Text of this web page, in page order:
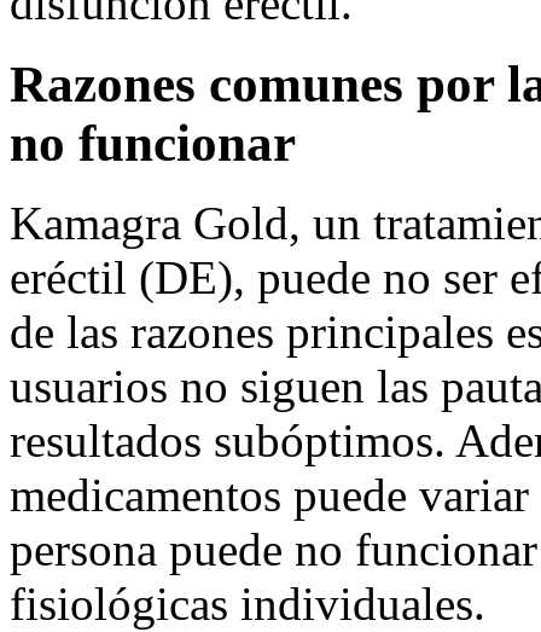
Razones comunes por
no funcionar
Kamagra Gold, un
eréctil (DE), puede no ser
de las razones principales
usuarios no siguen las
resultados subóptimos.
medicamentos puede
persona puede no
fisiológicas individuales.